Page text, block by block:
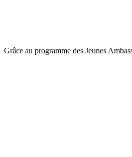
Grâce au programme des Jeunes